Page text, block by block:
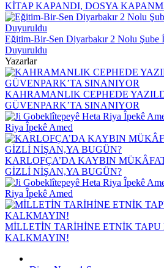
KİTAP KAPANDI, DOSYA
Eğitim-Bir-Sen Diyarbakır 2 Nolu Şube
Duyuruldu
Yazarlar
KAHRAMANLIK CEPHEDE
GÜVENPARK’TA SINANIYOR
Riya Îpekê Amed
KARLOFÇA’DA KAYBIN
GİZLİ NİŞAN,YA BUGÜN?
Riya Îpekê Amed
MİLLETİN TARİHİNE ETNİK TAPU
KALKMAYIN!